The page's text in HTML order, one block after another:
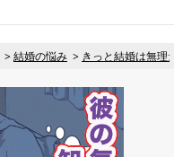
結婚の悩み きっと結婚は無理